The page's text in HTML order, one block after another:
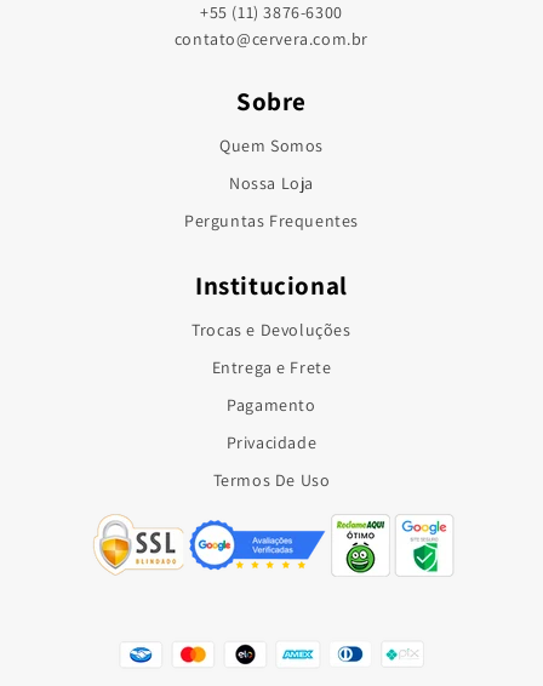
+55 (11) 3876-6300
contato@cervera.com.br
Sobre
Quem Somos
Nossa Loja
Perguntas Frequentes
Institucional
Trocas e Devoluções
Entrega e Frete
Pagamento
Privacidade
Termos De Uso